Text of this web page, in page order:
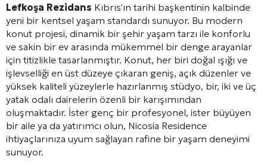
Lefkoşa Rezidans Kıbrıs'ın tarihi başkentinin kalbinde
yeni bir kentsel yaşam standardı sunuyor. Bu modern
konut projesi, dinamik bir şehir yaşam tarzı ile konforlu
ve sakin bir ev arasında mükemmel bir denge arayanlar
için titizlikle tasarlanmıştır. Konut, her biri doğal ışığı ve
işlevselliği en üst düzeye çıkaran geniş, açık düzenler ve
yüksek kaliteli yüzeylerle hazırlanmış stüdyo, bir, iki ve üç
yatak odalı dairelerin özenli bir karışımından
oluşmaktadır. İster genç bir profesyonel, ister büyüyen
bir aile ya da yatırımcı olun, Nicosia Residence
ihtiyaçlarınıza uyum sağlayan rafine bir yaşam deneyimi
sunuyor.